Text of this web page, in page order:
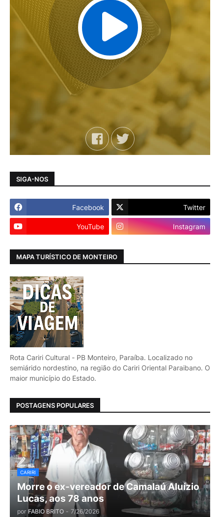
SIGA-NOS
Facebook Twitter
YouTube Instagram
MAPA TURÍSTICO DE MONTEIRO
Rota Cariri Cultural - PB Monteiro, Paraíba. Localizado no
semiárido nordestino, na região do Cariri Oriental Paraibano. O
maior município do Estado.
POSTAGENS POPULARES
CARIRI
Morre o ex-vereador de Camalaú Aluízio
Lucas, aos 78 anos
por FABIO BRITO - 7/26/2026